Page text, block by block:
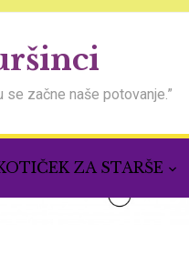
se začne naše potovanje.”
ZA STARŠE